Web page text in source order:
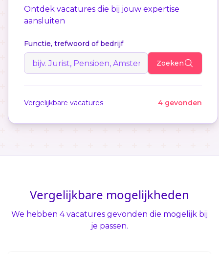
Ontdek vacatures die bij jouw expertise
aansluiten
Functie, trefwoord of bedrijf
Zoeken
Vergelijkbare vacatures 4 gevonden
Vergelijkbare mogelijkheden
We hebben 4 vacatures gevonden die mogelijk bij
je passen.